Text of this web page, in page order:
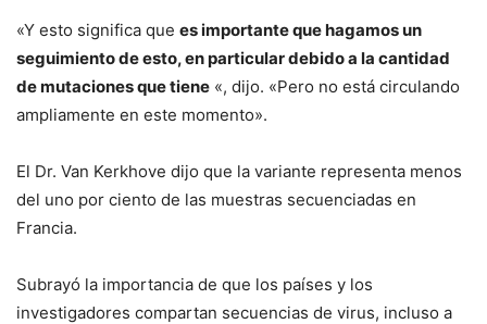
«Y esto significa que es importante que hagamos un
seguimiento de esto, en particular debido a la cantidad
de mutaciones que tiene «, dijo. «Pero no está circulando
ampliamente en este momento».
El Dr. Van Kerkhove dijo que la variante representa menos
del uno por ciento de las muestras secuenciadas en
Francia.
Subrayó la importancia de que los países y los
investigadores compartan secuencias de virus, incluso a